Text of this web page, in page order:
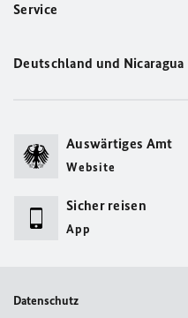
Service
Deutschland und Nicaragua
Auswärtiges Amt
Website
Sicher reisen
App
Datenschutz